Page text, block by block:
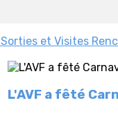
Sorties et Visites
L'AVF a fêté